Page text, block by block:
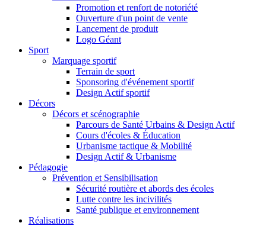
Promotion et renfort de notoriété
Ouverture d'un point de vente
Lancement de produit
Logo Géant
Sport
Marquage sportif
Terrain de sport
Sponsoring d'événement sportif
Design Actif sportif
Décors
Décors et scénographie
Parcours de Santé Urbains & Design Actif
Cours d'écoles & Éducation
Urbanisme tactique & Mobilité
Design Actif & Urbanisme
Pédagogie
Prévention et Sensibilisation
Sécurité routière et abords des écoles
Lutte contre les incivilités
Santé publique et environnement
Réalisations